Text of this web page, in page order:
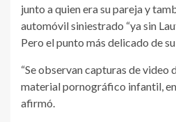
junto a quien era su pareja y
automóvil siniestrado “ya sin
Pero el punto más delicado de
“Se observan capturas de video
material pornográfico infantil,
afirmó.